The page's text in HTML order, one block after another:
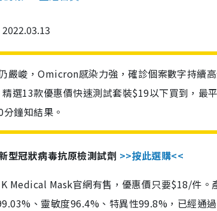
2022.03.13
嚴峻，Omicron感染力強，確診個案數字持續
選13款優惠價快速測試套裝$19以下買到，最
鐘知結果。
型冠狀病毒抗原檢測試劑 >>按此選購<<
Medical Mask官網有售，優惠價只要$18/件
、靈敏度96.4%、特異性99.8%，已經通